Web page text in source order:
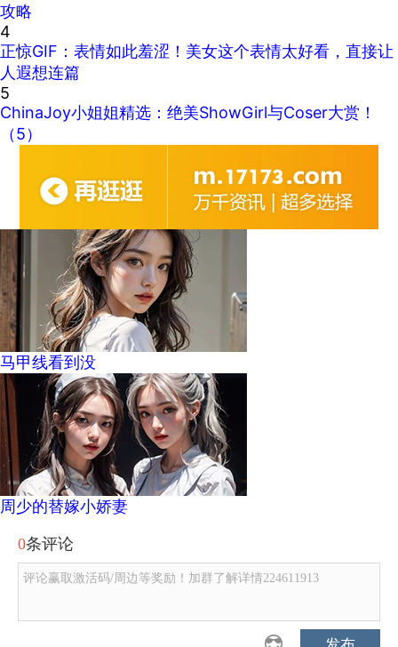
攻略
4
正惊GIF：表情如此羞涩！美女这个表情太好看，直接让
人遐想连篇
5
ChinaJoy小姐姐精选：绝美ShowGirl与Coser大赏！
（5）
马甲线看到没
周少的替嫁小娇妻
0条评论
评论赢取激活码/周边等奖励！加群了解详情224611913